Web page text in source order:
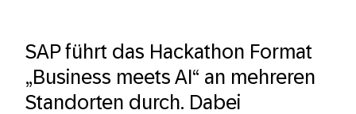
SAP führt das Hackathon Format
„Business meets AI“ an mehreren
Standorten durch. Dabei